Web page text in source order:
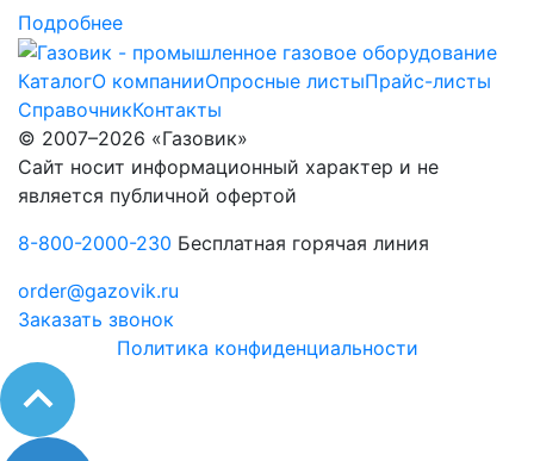
Подробнее
КаталогО компанииОпросные листыПрайс-листы
СправочникКонтакты
© 2007–2026 «Газовик»
Сайт носит информационный характер и не
является публичной офертой
8-800-2000-230 Бесплатная горячая линия
order@gazovik.ru
Заказать звонок
Политика конфиденциальности